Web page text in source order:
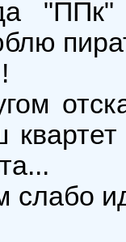
слабо